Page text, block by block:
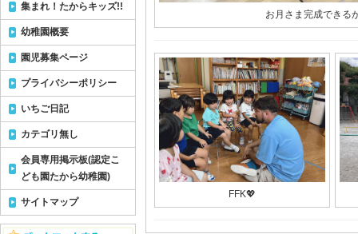
お月さま完成できる
FFK💖
集まれ！たからキッズ!!
幼稚園概要
園児募集ページ
プライバシーポリシー
いちご日記
カテゴリ無し
会員専用掲示板(認定こ
ども園たから幼稚園)
サイトマップ